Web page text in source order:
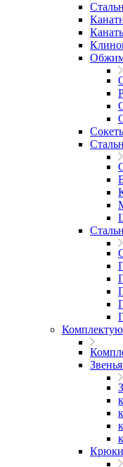
Звенья
Крюки